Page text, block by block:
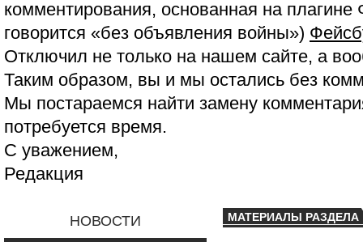
комментирования, основанная на
говорится «без объявления войны»)
Отключил не только на нашем сайте, а
Таким образом, вы и мы остались без
Мы постараемся найти замену
потребуется время.
С уважением,
Редакция
НОВОСТИ МАТЕРИАЛЫ РАЗДЕЛА